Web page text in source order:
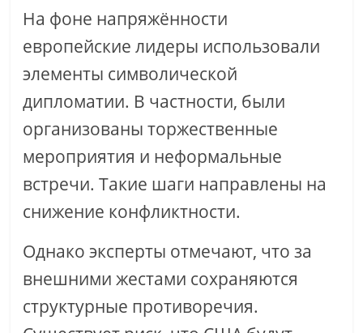
На фоне напряжённости
европейские лидеры использовали
элементы символической
дипломатии. В частности, были
организованы торжественные
мероприятия и неформальные
встречи. Такие шаги направлены на
снижение конфликтности.
Однако эксперты отмечают, что за
внешними жестами сохраняются
структурные противоречия.